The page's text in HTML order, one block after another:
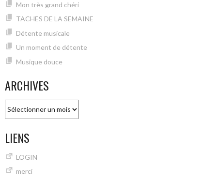
Mon très grand chéri
TACHES DE LA SEMAINE
Détente musicale
Un moment de détente
Musique douce
ARCHIVES
LIENS
LOGIN
merci